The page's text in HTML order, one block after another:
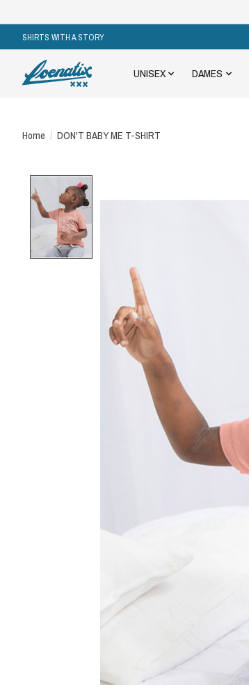
SHIRTS WITH A STORY
UNISEX DAMES
Home / DON'T BABY ME T-SHIRT